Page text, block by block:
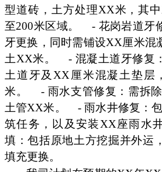
型道砖，土方处理XX米，其
至200米区域。
- 花岗岩道牙
牙更换，同时需铺设XX厘米混
土XX米。
- 混凝土道牙修复
土道牙及XX厘米混凝土垫层
米。
- 雨水支管修复：需拆
土管XX米。
- 雨水井修复：
筑任务，以及安装XX座雨水井
填：包括原地土方挖掘并外运
填充更换。